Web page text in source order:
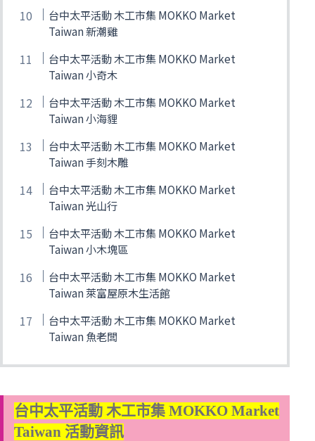
台中太平活動 木工市集 MOKKO Market
Taiwan 新潮雞
台中太平活動 木工市集 MOKKO Market
Taiwan 小奇木
台中太平活動 木工市集 MOKKO Market
Taiwan 小海貍
台中太平活動 木工市集 MOKKO Market
Taiwan 手刻木雕
台中太平活動 木工市集 MOKKO Market
Taiwan 光山行
台中太平活動 木工市集 MOKKO Market
Taiwan 小木塊區
台中太平活動 木工市集 MOKKO Market
Taiwan 萊富屋原木生活館
台中太平活動 木工市集 MOKKO Market
Taiwan 魚老闆
台中太平活動 木工市集 MOKKO Market
Taiwan 活動資訊